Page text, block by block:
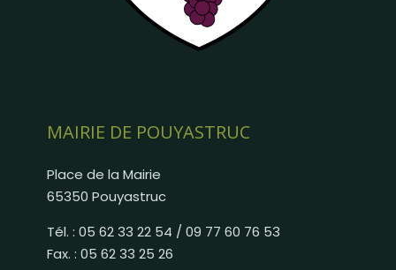
MAIRIE DE POUYASTRUC
Place de la Mairie
65350 Pouyastruc
Tél. : 05 62 33 22 54 / 09 77 60 76 53
Fax. : 05 62 33 25 26